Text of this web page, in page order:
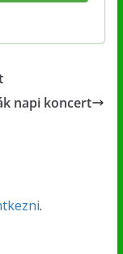
napi koncert
.